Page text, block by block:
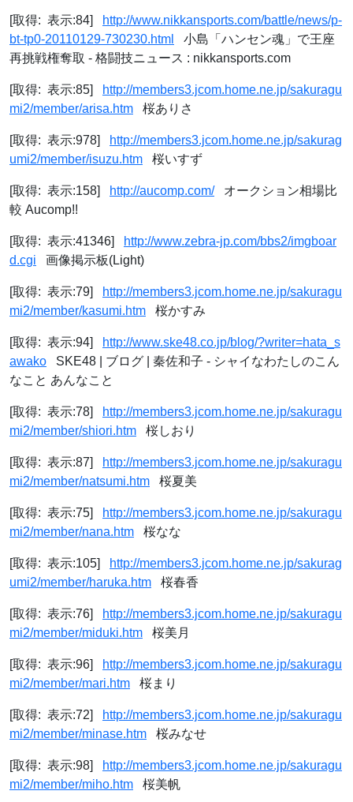
[取得: 表示:84]
http://www.nikkansports.com/battle/news/p-
bt-tp0-20110129-730230.html
小島「ハンセン魂」で王座
再挑戦権奪取 - 格闘技ニュース : nikkansports.com
[取得: 表示:85]
http://members3.jcom.home.ne.jp/sakuragu
mi2/member/arisa.htm 桜ありさ
[取得: 表示:978]
http://members3.jcom.home.ne.jp/sakurag
umi2/member/isuzu.htm 桜いすず
[取得: 表示:158] http://aucomp.com/オークション相場比
較 Aucomp!!
[取得: 表示:41346]
http://www.zebra-jp.com/bbs2/imgboar
d.cgi 画像掲示板(Light)
[取得: 表示:79]
http://members3.jcom.home.ne.jp/sakuragu
mi2/member/kasumi.htm 桜かすみ
[取得: 表示:94]
http://www.ske48.co.jp/blog/?writer=hata_s
awako SKE48 | ブログ | 秦佐和子 - シャイなわたしのこん
なこと あんなこと
[取得: 表示:78]
http://members3.jcom.home.ne.jp/sakuragu
mi2/member/shiori.htm 桜しおり
[取得: 表示:87]
http://members3.jcom.home.ne.jp/sakuragu
mi2/member/natsumi.htm 桜夏美
[取得: 表示:75]
http://members3.jcom.home.ne.jp/sakuragu
mi2/member/nana.htm 桜なな
[取得: 表示:105]
http://members3.jcom.home.ne.jp/sakurag
umi2/member/haruka.htm 桜春香
[取得: 表示:76]
http://members3.jcom.home.ne.jp/sakuragu
mi2/member/miduki.htm 桜美月
[取得: 表示:96]
http://members3.jcom.home.ne.jp/sakuragu
mi2/member/mari.htm 桜まり
[取得: 表示:72]
http://members3.jcom.home.ne.jp/sakuragu
mi2/member/minase.htm 桜みなせ
[取得: 表示:98]
http://members3.jcom.home.ne.jp/sakuragu
mi2/member/miho.htm 桜美帆